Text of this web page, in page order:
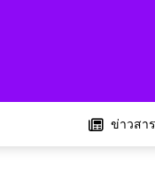
ข่าวสาร